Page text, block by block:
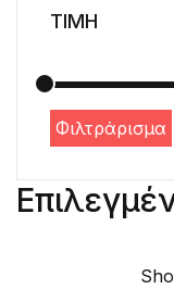
ΤΙΜΗ
Ελάχιστη τιμή
Μέγιστη τιμή
Φιλτράρισμα